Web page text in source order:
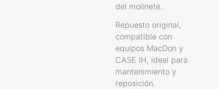
del molinete.
Repuesto original,
compatible con
equipos MacDon y
CASE IH, ideal para
mantenimiento y
reposición.